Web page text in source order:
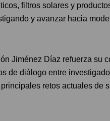
filtros solares y
y avanzar hacia
Jiménez Díaz refuerza su
de diálogo entre
retos actuales de